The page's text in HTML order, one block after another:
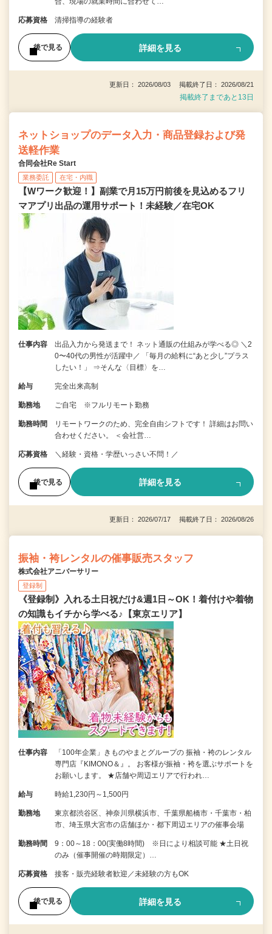
応募資格 清掃指導の経験者
後で見る 詳細を見る
更新日： 2026/08/03 掲載終了日： 2026/08/21
掲載終了まであと13日
ネットショップのデータ入力・商品登録および発
送軽作業
合同会社Re Start
業務委託 在宅・内職
【Wワーク歓迎！】副業で月15万円前後を見込めるフリ
マアプリ出品の運用サポート！未経験／在宅OK
仕事内容
出品入力から発送まで！ ネット通販の仕組みが学べる◎ ＼2
0〜40代の男性が活躍中／ 「毎月の給料に“あと少し”プラス
したい！」 ⇒そんな〈目標〉を…
給与 完全出来高制
勤務地 ご自宅 ※フルリモート勤務
勤務時間
リモートワークのため、完全自由シフトです！ 詳細はお問い
合わせください。 ＜会社営…
応募資格 ＼経験・資格・学歴いっさい不問！／
後で見る 詳細を見る
更新日： 2026/07/17 掲載終了日： 2026/08/26
振袖・袴レンタルの催事販売スタッフ
株式会社アニバーサリー
登録制
《登録制》入れる土日祝だけ&週1日～OK！着付けや着物
の知識もイチから学べる♪【東京エリア】
仕事内容
「100年企業」きものやまとグループの 振袖・袴のレンタル
専門店『KIMONO＆』。 お客様が振袖・袴を選ぶサポートを
お願いします。 ★店舗や周辺エリアで行われ…
給与 時給1,230円～1,500円
勤務地
東京都渋谷区、神奈川県横浜市、千葉県船橋市・千葉市・柏
市、埼玉県大宮市の店舗ほか・都下周辺エリアの催事会場
勤務時間
9：00～18：00(実働8時間) ※日により相談可能 ★土日祝
のみ（催事開催の時期限定）…
応募資格 接客・販売経験者歓迎／未経験の方もOK
後で見る 詳細を見る